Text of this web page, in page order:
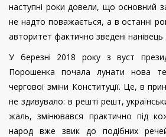
наступні роки довели, що основний
не надто поважається, а в останні
авторитет фактично зведені нанівець
У березні 2018 року з вуст
Порошенка почала лунати нова
чергової зміни Конституції. Це, в
не здивувало: в решті решт,
жаль, змінювався практично під
народ вже звик до подібних